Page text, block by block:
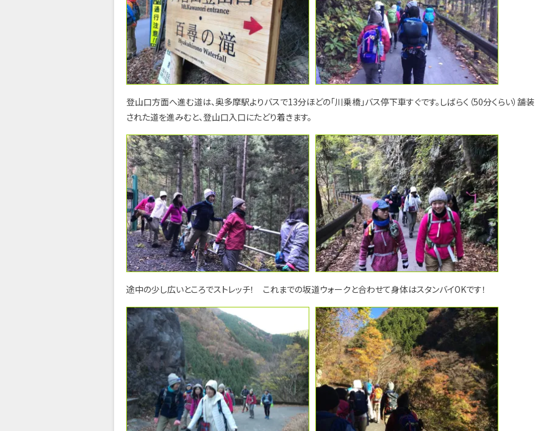
登山口方面へ進む道は、奥多摩駅よりバスで13分ほどの「川乗橋」バス停下車すぐです。しばらく（50分くらい）舗装
された道を進みむと、登山口入口にたどり着きます。
途中の少し広いところでストレッチ！ これまでの坂道ウォークと合わせて身体はスタンバイOKです！